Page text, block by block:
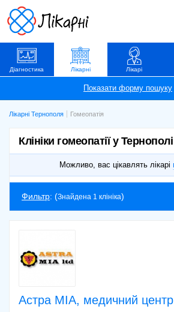
Діагностика Лікарні Лікарі
Лікарні Тернополя Гомеопатія
Клініки гомеопатії у Тернополі
Можливо, вас цікавлять лікарі
Фильтр: (Знайдена 1 клініка)
Астра МІА, медичний центр